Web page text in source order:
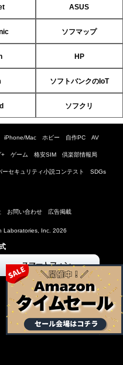
ASUS
ソフマップ
HP
ソフトバンクのIoT
ソフクリ
iPhone/Mac ホビー 自作PC AV
+ ゲーム 格安SIM 倶楽部情報局
ーセキュリティ小説コンテスト SDGs
お問い合わせ 広告掲載
Laboratories, Inc. 2026
スマートフォン